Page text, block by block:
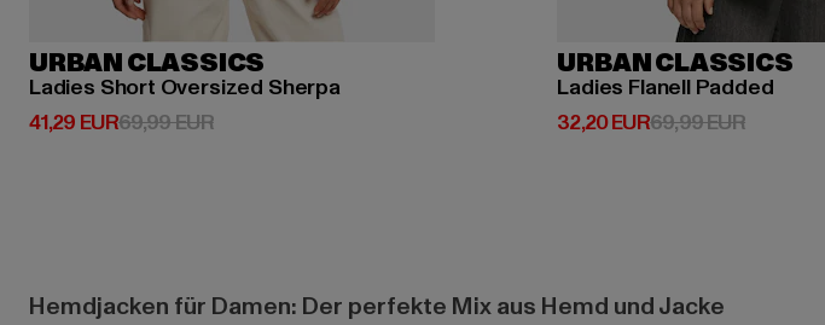
URBAN CLASSICS
Ladies Short Oversized Sherpa
41,29 EUR
Derzeitiger Preis: 41,29 EUR
69,99 EURAktionspreis: 69,99 EUR
URBAN CLASSICS
Ladies Flanell Padded
32,20 EUR
Derzeitiger Preis: 32,20 EUR
69,99 EUR
Hemdjacken für Damen: Der perfekte Mix aus Hemd und Jacke